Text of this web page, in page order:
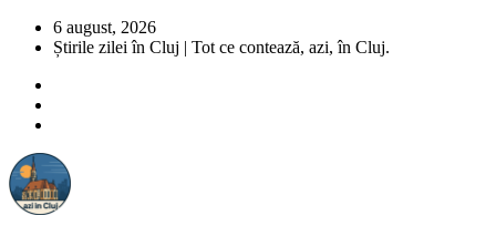
6 august, 2026
Știrile zilei în Cluj | Tot ce contează, azi, în Cluj.